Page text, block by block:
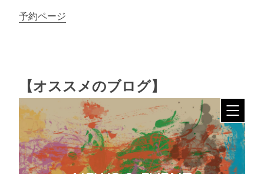
予約ページ
【オススメのブログ】